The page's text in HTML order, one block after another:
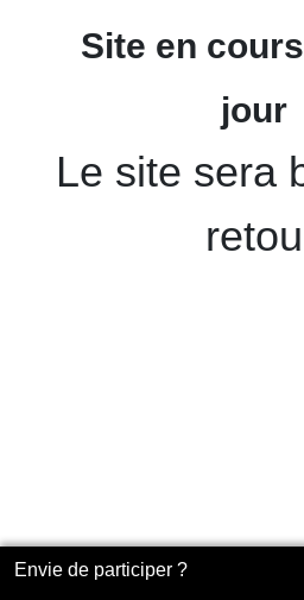
Envie de participer ?
Site en
jour
Le site sera